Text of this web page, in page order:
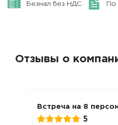
Безнал без НДС По
Отзывы о
Встреча на 8
5